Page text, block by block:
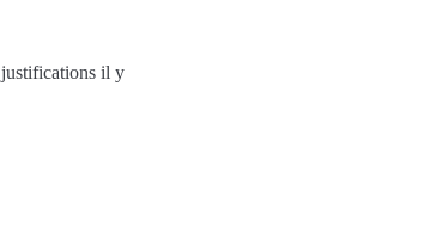
justifications il y